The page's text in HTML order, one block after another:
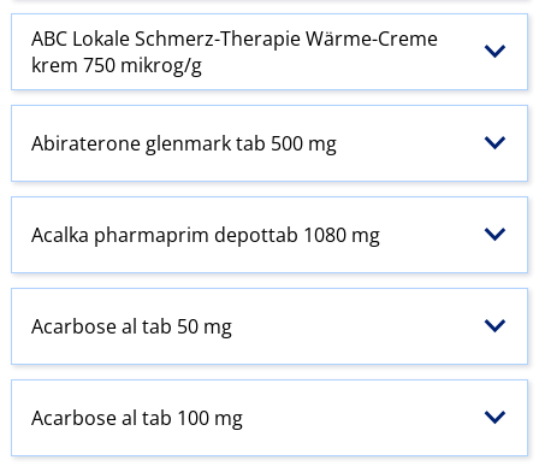
ABC Lokale Schmerz-Therapie Wärme-Creme
krem 750 mikrog/g
Abiraterone glenmark tab 500 mg
Acalka pharmaprim depottab 1080 mg
Acarbose al tab 50 mg
Acarbose al tab 100 mg